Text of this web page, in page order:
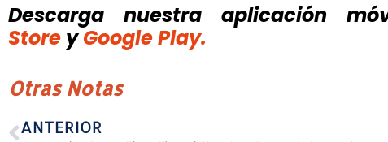
Descarga nuestra aplicación
Store y Google Play.
Otras Notas
ANTERIOR